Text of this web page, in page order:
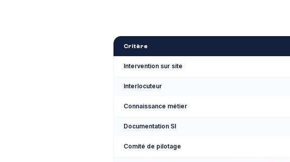
Critère
Intervention sur site
Interlocuteur
Connaissance métier
Documentation SI
Comité de pilotage